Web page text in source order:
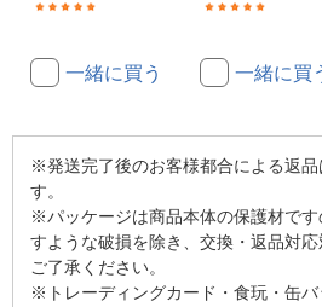
一緒に買う 一緒に買
※発送完了後のお客様都合による返品
す。
※パッケージは商品本体の保護材で
すような破損を除き、交換・返品対
ご了承ください。
※トレーディングカード・食玩・缶